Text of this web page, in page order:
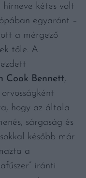
hírneve kétes volt
egyaránt –
a mérgező
tőle. A
Cook Bennett,
hogy az általa
sárgaság és
később már
a
iránti